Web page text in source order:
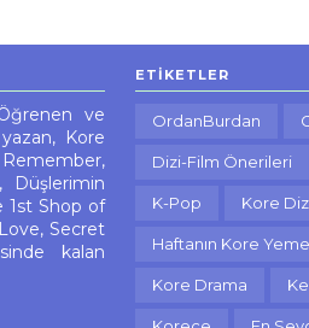
ve
Kore
Düşlerimin
1st Shop of
Secret
kalan
ETIKETLER
OrdanBurdan
Dizi-Film Önerileri
K-Pop Kore
Haftanın Kore
Kore Drama